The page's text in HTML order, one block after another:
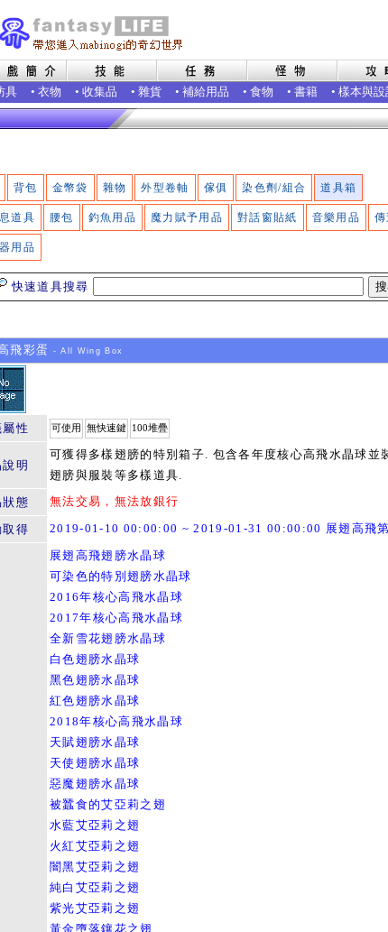
具 • 衣物 • 收集品 • 雜貨 • 補給用品 • 食物 • 書籍 • 樣本與設
背包 金幣袋 雜物 外型卷軸 傢俱 染色劑/組合 道具箱
道具 腰包 釣魚用品 魔力賦予用品 對話窗貼紙 音樂用品
用品
快速道具搜尋
彩蛋 - All Wing Box
性 可使用 無快速鍵 100堆疊
明
可獲得多樣翅膀的特別箱子. 包含各年度核心高飛水晶球並
翅膀與服裝等多樣道具.
狀態
無法交易，無法放銀行
取得 2019-01-10 00:00:00 ~ 2019-01-31 00:00:00 展翅高飛
展翅高飛翅膀水晶球
可染色的特別翅膀水晶球
2016年核心高飛水晶球
2017年核心高飛水晶球
全新雪花翅膀水晶球
白色翅膀水晶球
黑色翅膀水晶球
紅色翅膀水晶球
2018年核心高飛水晶球
天賦翅膀水晶球
天使翅膀水晶球
惡魔翅膀水晶球
被蠶食的艾亞莉之翅
水藍艾亞莉之翅
火紅艾亞莉之翅
闇黑艾亞莉之翅
純白艾亞莉之翅
紫光艾亞莉之翅
黃金墮落鑲花之翅